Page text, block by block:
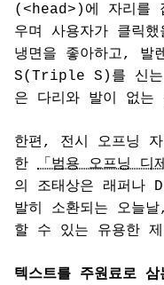
(<head>)에 자리를
우며 사용자가 클릭
냉면을 좋아하고, 발
S(Triple S)를 신는
은 다리와 발이 없는
한편, 전시 오프닝
한 「범용 오프닝 디
의 조태상은 래퍼나
발히 소환되는 오늘
할 수 있는 유용한 제
텍스트를 주원료로